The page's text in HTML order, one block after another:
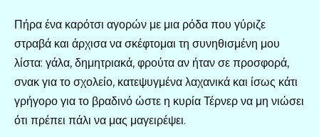
Πήρα ένα καρότσι αγορών με μια ρόδα που γύριζε
στραβά και άρχισα να σκέφτομαι τη συνηθισμένη μου
λίστα: γάλα, δημητριακά, φρούτα αν ήταν σε προσφορά,
σνακ για το σχολείο, κατεψυγμένα λαχανικά και ίσως κάτι
γρήγορο για το βραδινό ώστε η κυρία Τέρνερ να μη νιώσει
ότι πρέπει πάλι να μας μαγειρέψει.